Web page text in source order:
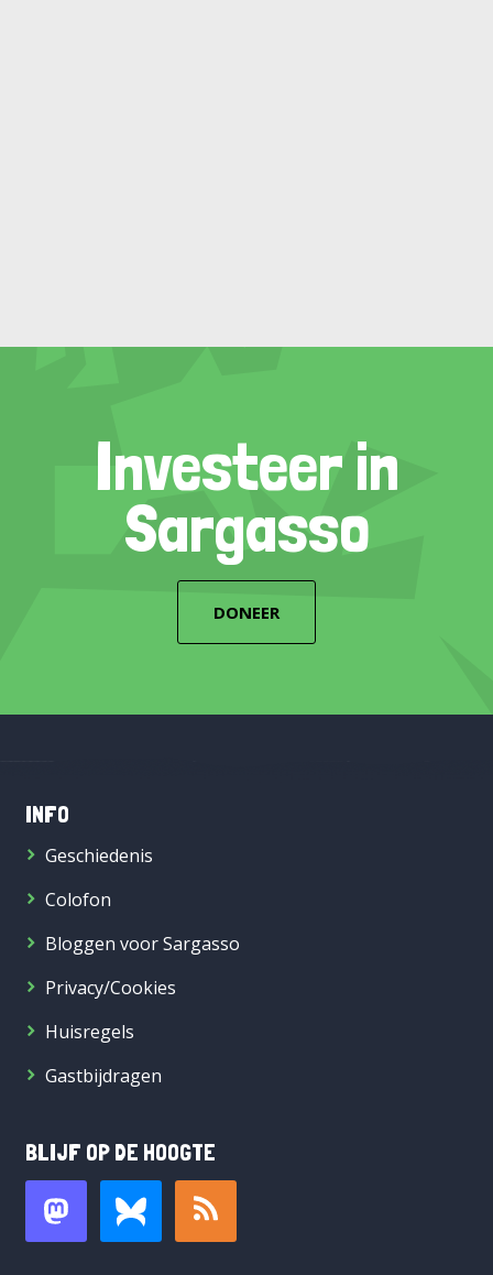
Investeer in
Sargasso
DONEER
INFO
Geschiedenis
Colofon
Bloggen voor Sargasso
Privacy/Cookies
Huisregels
Gastbijdragen
BLIJF OP DE HOOGTE